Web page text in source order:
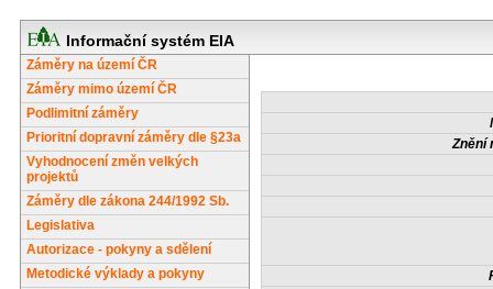
Informační systém EIA
Záměry na území ČR
Záměry mimo území ČR
Podlimitní záměry
Prioritní dopravní záměry dle §23a
Vyhodnocení změn velkých
projektů
Záměry dle zákona 244/1992 Sb.
Legislativa
Autorizace - pokyny a sdělení
Metodické výklady a pokyny
Znění